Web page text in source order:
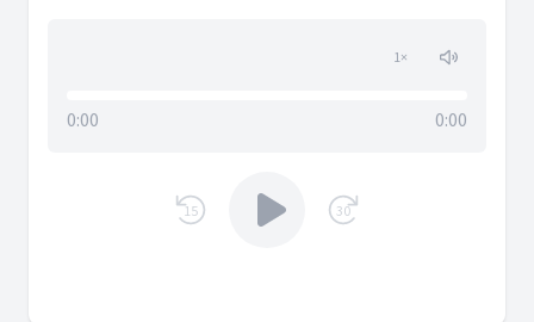
1×
0:00 0:00
15 30